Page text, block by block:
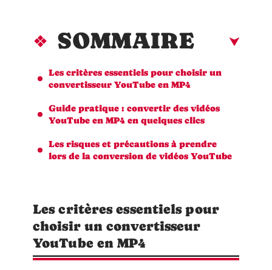
SOMMAIRE
Les critères essentiels pour choisir un
convertisseur YouTube en MP4
Guide pratique : convertir des vidéos
YouTube en MP4 en quelques clics
Les risques et précautions à prendre
lors de la conversion de vidéos YouTube
Les critères essentiels pour
choisir un convertisseur
YouTube en MP4